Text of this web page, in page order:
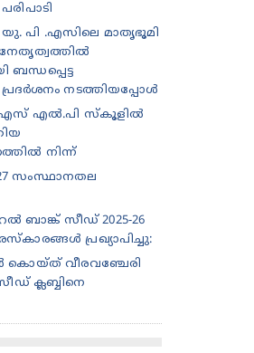
യു. പി .എസിലെ മാതൃഭൂമി
നേതൃത്വത്തിൽ
ബന്ധപ്പെട്ട
നടത്തിയപ്പോൾ
എൽ.പി സ്കൂളിൽ
നിന്ന്
27 സംസ്ഥാനതല
ബാങ്ക് സീഡ് 2025-26
പ്രഖ്യാപിച്ചു:
വീരവഞ്ചേരി
ക്ലബ്ബിനെ